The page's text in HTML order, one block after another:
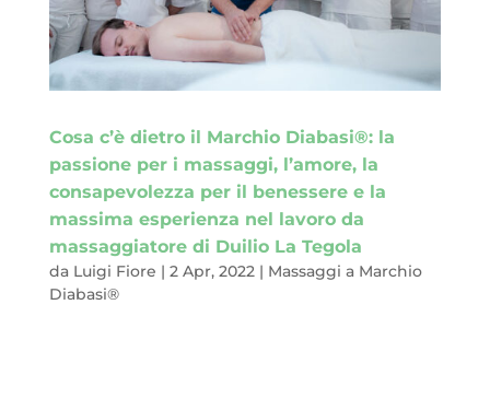
Cosa c’è dietro il Marchio Diabasi®: la
passione per i massaggi, l’amore, la
consapevolezza per il benessere e la
massima esperienza nel lavoro da
massaggiatore di Duilio La Tegola
da Luigi Fiore | 2 Apr, 2022| Massaggi a Marchio
Diabasi®